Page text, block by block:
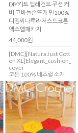
DIY키트 엘레건트 쿠션 커
버 코바늘손뜨개 면100%
디엠씨나투라저스트코튼
엑스엘패키지
44,000원
[DMC][Natura Just Cott
on XL]Elegant_cushion_
cover
코튼 100% 네추럴 소재